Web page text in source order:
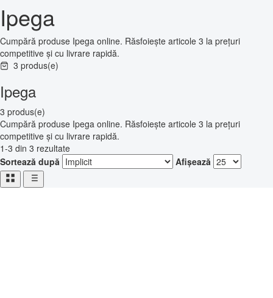
Ipega
Cumpără produse Ipega online. Răsfoiește articole 3 la prețuri
competitive și cu livrare rapidă.
3 produs(e)
Ipega
3 produs(e)
Cumpără produse Ipega online. Răsfoiește articole 3 la prețuri
competitive și cu livrare rapidă.
1-3 din 3 rezultate
Sortează după
Afișează